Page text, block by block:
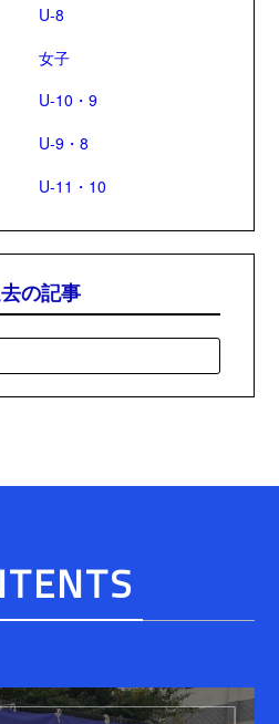
U-8
女子
U-10・9
U-9・8
U-11・10
の記事